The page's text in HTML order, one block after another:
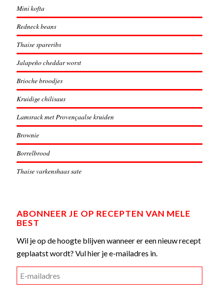
Mini kofta
Redneck beans
Thaise spareribs
Jalapeño cheddar worst
Brioche broodjes
Kruidige chilisaus
Lamsrack met Provençaalse kruiden
Brownie
Borrelbrood
Thaise varkenshaas sate
ABONNEER JE OP RECEPTEN VAN MELE
BEST
Wil je op de hoogte blijven wanneer er een nieuw recept
geplaatst wordt? Vul hier je e-mailadres in.
E-
mailadres